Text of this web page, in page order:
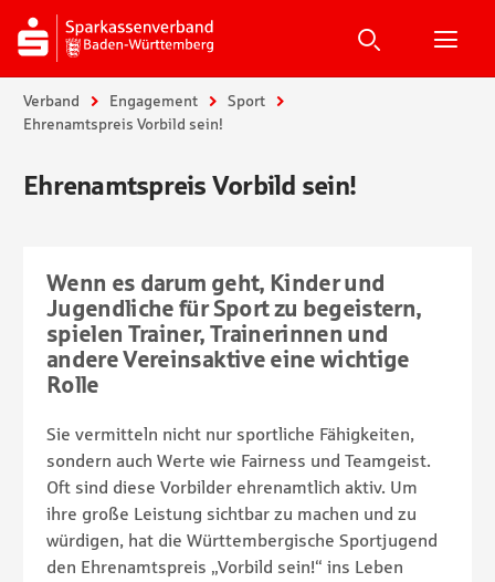
Suche
Suche
Sie sind hier:
Verband Engagement
Sport
Ehrenamtspreis Vorbild sein!
Ehrenamtspreis Vorbild sein!
Wenn es darum geht, Kinder und
Jugendliche für Sport zu begeistern,
spielen Trainer, Trainerinnen und
andere Vereinsaktive eine wichtige
Rolle
Sie vermitteln nicht nur sportliche Fähigkeiten,
sondern auch Werte wie Fairness und Teamgeist.
Oft sind diese Vorbilder ehrenamtlich aktiv. Um
ihre große Leistung sichtbar zu machen und zu
würdigen, hat die Württembergische Sportjugend
den Ehrenamtspreis „Vorbild sein!“ ins Leben